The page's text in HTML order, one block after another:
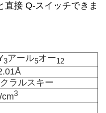
直接 Q-スイッチできま
3アール5オー12
ラルスキー
3